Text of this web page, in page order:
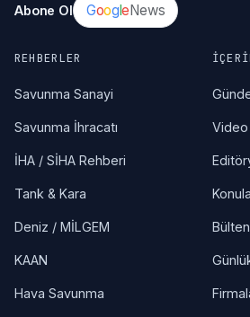
Abone Ol GoogleNews
REHBERLER
Savunma Sanayi
Savunma İhracatı
İHA / SİHA Rehberi
Tank & Kara
Deniz / MİLGEM
KAAN
Hava Savunma
Bülten